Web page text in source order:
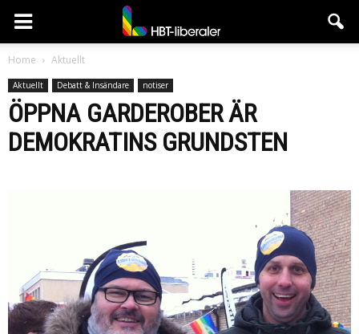
HBT-
liberaler
Home Aktuellt
Aktuellt Debatt & Insändare notiser
ÖPPNA GARDEROBER ÄR
DEMOKRATINS GRUNDSTEN